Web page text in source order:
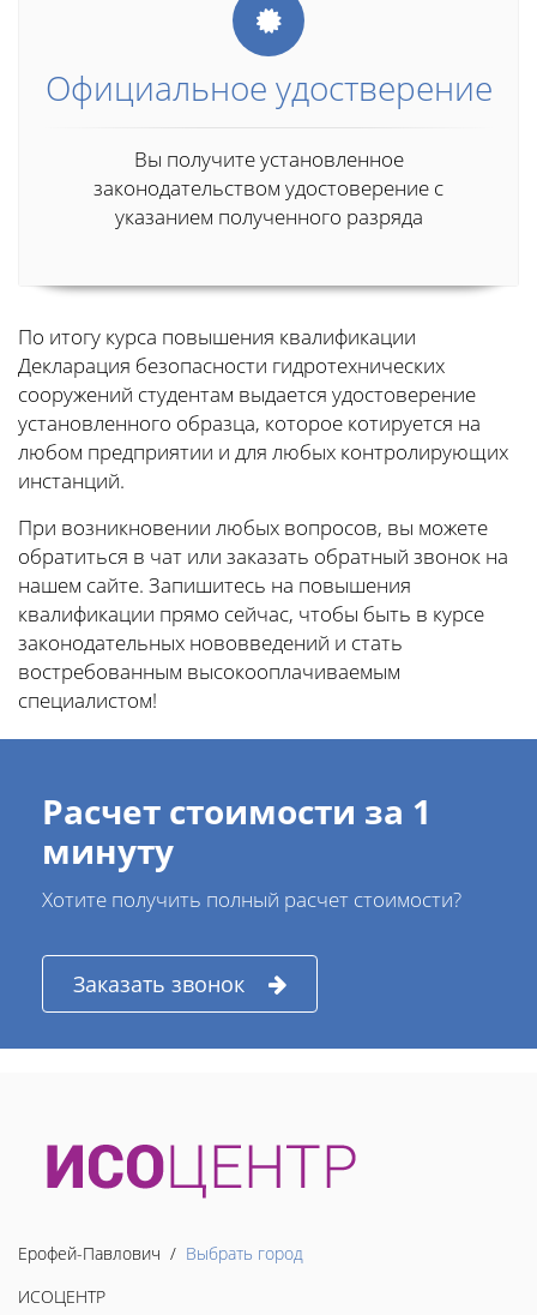
Официальное удостверение
Вы получите установленное
законодательством удостоверение с
указанием полученного разряда
По итогу курса повышения квалификации
Декларация безопасности гидротехнических
сооружений студентам выдается удостоверение
установленного образца, которое котируется на
любом предприятии и для любых контролирующих
инстанций.
При возникновении любых вопросов, вы можете
обратиться в чат или заказать обратный звонок на
нашем сайте. Запишитесь на повышения
квалификации прямо сейчас, чтобы быть в курсе
законодательных нововведений и стать
востребованным высокооплачиваемым
специалистом!
Расчет стоимости за 1
минуту
Хотите получить полный расчет стоимости?
Заказать звонок
Ерофей-Павлович / Выбрать город
ИСОЦЕНТР